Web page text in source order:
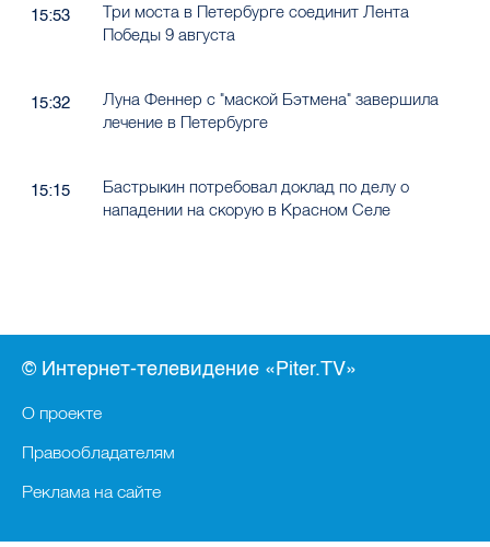
15:53
Три моста в Петербурге соединит Лента
Победы 9 августа
15:32
Луна Феннер с "маской Бэтмена" завершила
лечение в Петербурге
15:15
Бастрыкин потребовал доклад по делу о
нападении на скорую в Красном Селе
© Интернет-телевидение «Piter.TV»
О проекте
Правообладателям
Реклама на сайте